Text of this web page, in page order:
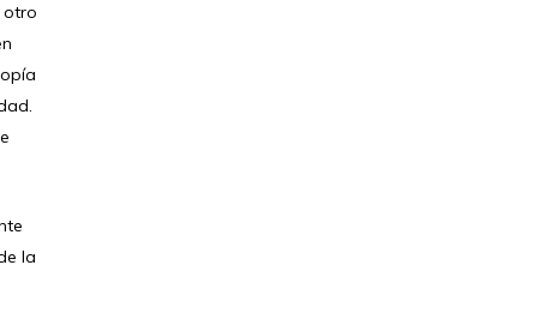
otro
la